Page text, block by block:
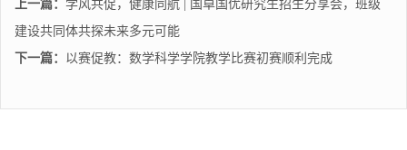
上一篇： 学风共促，健康同航 | 国卓国优研究生招生分享会，班级
建设共同体共探未来多元可能
下一篇：
以赛促教：数学科学学院教学比赛初赛顺利完成